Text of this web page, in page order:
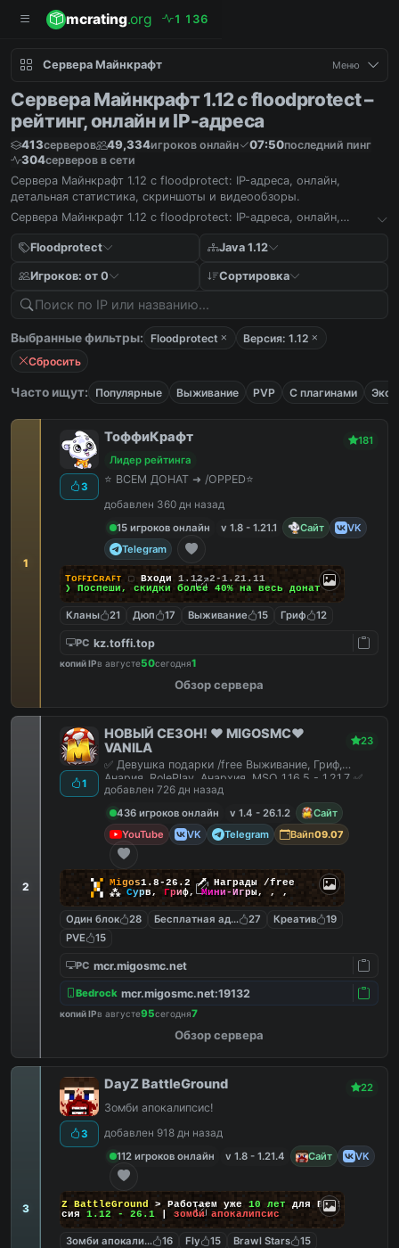
mcrating.org 1 1 36
Сервера Майнкрафт Меню
Сервера Майнкрафт 1.12 с floodprotect –
рейтинг, онлайн и IP-адреса
413серверов 49,334игроков онлайн 07:50последний пинг
304серверов в сети
Сервера Майнкрафт 1.12 с floodprotect: IP-адреса, онлайн,
детальная статистика, скриншоты и видеообзоры.
Сервера Майнкрафт 1.12 с floodprotect: IP-адреса, онлайн,
Floodprotect
Java 1.12
Игроков: от 0 Сортировка
Выбранные фильтры: Floodprotect
Версия: 1.12
Сбросить
Часто ищут: Популярные Выживание PVP С плагинами
1
3
ТоффиКрафт
181
Лидер рейтинга
⭐ ВСЕМ ДОНАТ ➜ /OPPED⭐
добавлен 360 дн назад
15 игроков онлайн
v 1.8 - 1.21.1 Сайт
VK
Telegram
TᴏꜰꜰɪCʀᴀꜰᴛ ▢ Входи 1.12.2-1.21.11
❯ Поспеши, скидки более 40%на весь донат
Кланы 21 Дюп 17 Выживание 15 Гриф 12
PC kz.toffi.top
копий IPв августе50сегодня1
Обзор сервера
2
1
НОВЫЙ СЕЗОН! ❤️ MIGOSMC❤️
VANILA
23
✅ Девушка подарки /free Выживание, Гриф,
Анария, RolePlay, Анархия, MSO 1.16.5 - 1.21.7 ✅
добавлен 726 дн назад
436 игроков онлайн
v 1.4 - 26.1.2
Сайт
YouTube
VK Telegram Вайп09.07
▚▞ Migos1.8-26.2🗡 Награды /free
▞▚ ⁂ Сурв, Гриф,Мини-Игры, , ,
Один блок 28 Бесплатная админка
27 Креатив
19
PVE
15
PC mcr.migosmc.net
Bedrock mcr.migosmc.net:19132
копий IPв августе95сегодня7
Обзор сервера
3
3
DayZ BattleGround 22
Зомби апокалипсис!
добавлен 918 дн назад
112 игроков онлайн
v 1.8 - 1.21.4 Сайт VK
DayZ BattleGround > Работаем уже 10 лет для Вас!
Версия 1.12 - 26.1 | зомби апокалипсис
Зомби апокалипсис16 Fly 15 Brawl Stars
15